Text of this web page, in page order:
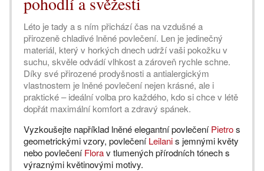
Léto je tady a s ním přichází čas na vzdušné a
přirozeně chladivé lněné povlečení. Len je jedinečný
materiál, který v horkých dnech udrží vaši pokožku v
suchu, skvěle odvádí vlhkost a zároveň rychle schne.
Díky své přirozené prodyšnosti a antialergickým
vlastnostem je lněné povlečení nejen krásné, ale i
praktické – ideální volba pro každého, kdo si chce v létě
dopřát maximální komfort a zdravý spánek.
Vyzkoušejte například lněné elegantní povlečeníPietros
geometrickými vzory, povlečeníLeilanis jemnými květy
nebo povlečeníFlorav tlumených přírodních tónech s
výraznými květinovými motivy.